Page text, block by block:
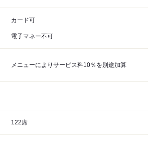
カード可
電子マネー不可
メニューによりサービス料10％を別途加算
122席